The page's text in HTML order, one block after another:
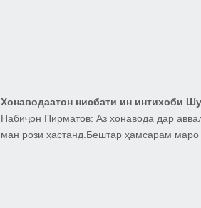
Хонаводаатон нисбати ин интихоби
Набиҷон Пирматов: Аз хонавода дар
ман розӣ ҳастанд.Бештар ҳамсарам маро